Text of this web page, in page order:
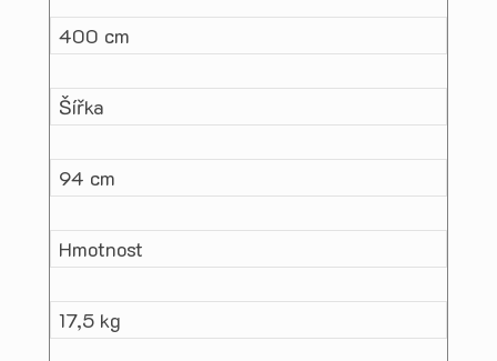
400 cm
Šířka
94 cm
Hmotnost
17,5 kg